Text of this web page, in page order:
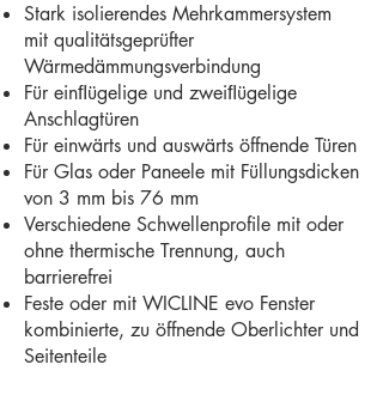
Stark isolierendes Mehrkammersystem
mit qualitätsgeprüfter
Wärmedämmungsverbindung
Für einﬂügelige und zweiﬂügelige
Anschlagtüren
Für einwärts und auswärts öffnende Türen
Für Glas oder Paneele mit Füllungsdicken
von 3 mm bis 76 mm
Verschiedene Schwellenprofile mit oder
ohne thermische Trennung, auch
barrierefrei
Feste oder mit WICLINE evo Fenster
kombinierte, zu öffnende Oberlichter und
Seitenteile